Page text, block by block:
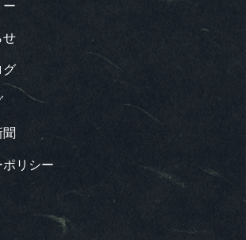
せ
グ
聞
リシー